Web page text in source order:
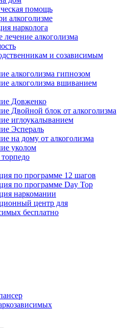
помощь
алкоголизме
нарколога
лечение алкоголизма
и созависимым
алкоголизма гипнозом
алкоголизма вшиванием
Довженко
Двойной блок от алкоголизма
иглоукалыванием
Эспераль
на дому от алкоголизма
уколом
по программе 12 шагов
по программе Day Top
наркомании
центр для
бесплатно